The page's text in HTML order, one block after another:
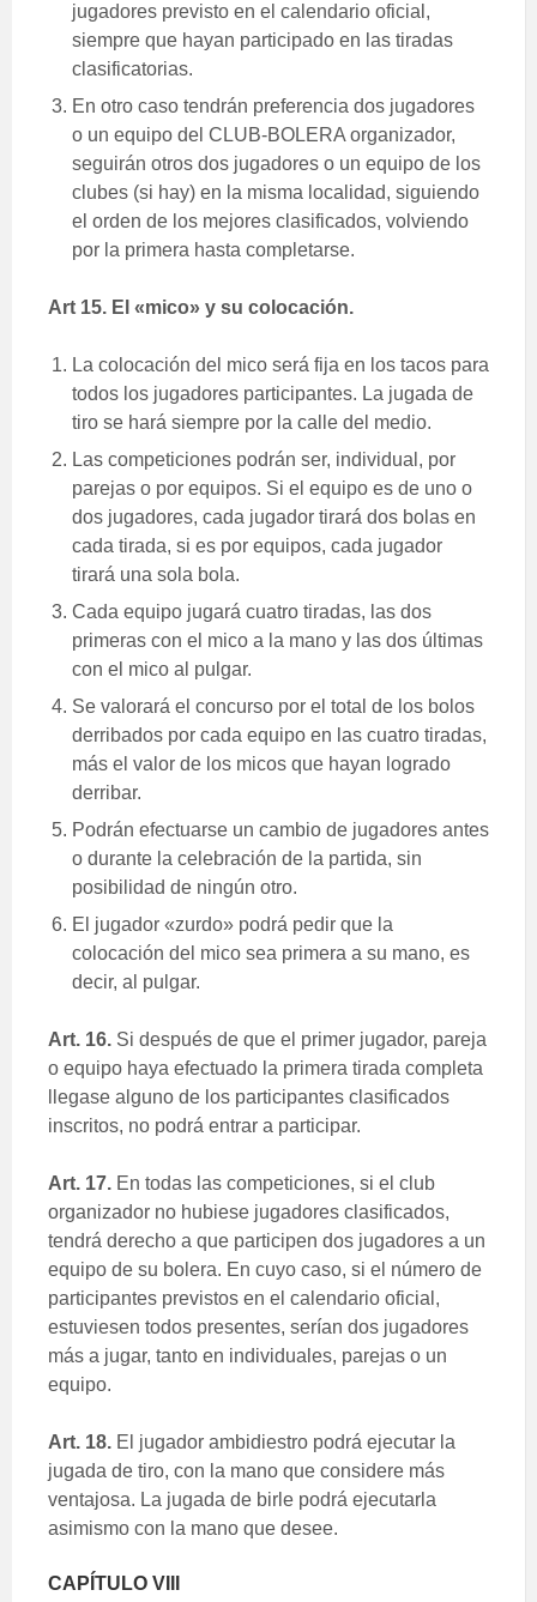
jugadores previsto en el calendario oficial,
siempre que hayan participado en las tiradas
clasificatorias.
En otro caso tendrán preferencia dos jugadores
o un equipo del CLUB-BOLERA organizador,
seguirán otros dos jugadores o un equipo de los
clubes (si hay) en la misma localidad, siguiendo
el orden de los mejores clasificados, volviendo
por la primera hasta completarse.
Art 15. El «mico» y su colocación.
La colocación del mico será fija en los tacos para
todos los jugadores participantes. La jugada de
tiro se hará siempre por la calle del medio.
Las competiciones podrán ser, individual, por
parejas o por equipos. Si el equipo es de uno o
dos jugadores, cada jugador tirará dos bolas en
cada tirada, si es por equipos, cada jugador
tirará una sola bola.
Cada equipo jugará cuatro tiradas, las dos
primeras con el mico a la mano y las dos últimas
con el mico al pulgar.
Se valorará el concurso por el total de los bolos
derribados por cada equipo en las cuatro tiradas,
más el valor de los micos que hayan logrado
derribar.
Podrán efectuarse un cambio de jugadores antes
o durante la celebración de la partida, sin
posibilidad de ningún otro.
El jugador «zurdo» podrá pedir que la
colocación del mico sea primera a su mano, es
decir, al pulgar.
Art. 16. Si después de que el primer jugador, pareja
o equipo haya efectuado la primera tirada completa
llegase alguno de los participantes clasificados
inscritos, no podrá entrar a participar.
Art. 17. En todas las competiciones, si el club
organizador no hubiese jugadores clasificados,
tendrá derecho a que participen dos jugadores a un
equipo de su bolera. En cuyo caso, si el número de
participantes previstos en el calendario oficial,
estuviesen todos presentes, serían dos jugadores
más a jugar, tanto en individuales, parejas o un
equipo.
Art. 18. El jugador ambidiestro podrá ejecutar la
jugada de tiro, con la mano que considere más
ventajosa. La jugada de birle podrá ejecutarla
asimismo con la mano que desee.
CAPÍTULO VIII